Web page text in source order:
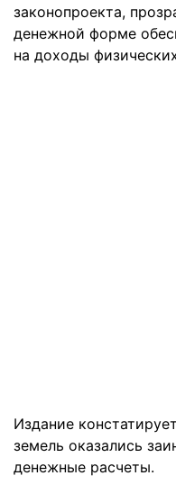
законопроекта,
денежной форме
на доходы
Издание
земель оказались
денежные расчеты.